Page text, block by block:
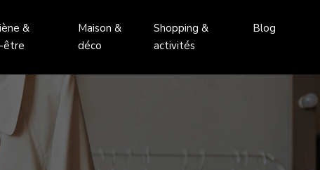
&
être
Maison &
déco
Shopping &
activités
Blog